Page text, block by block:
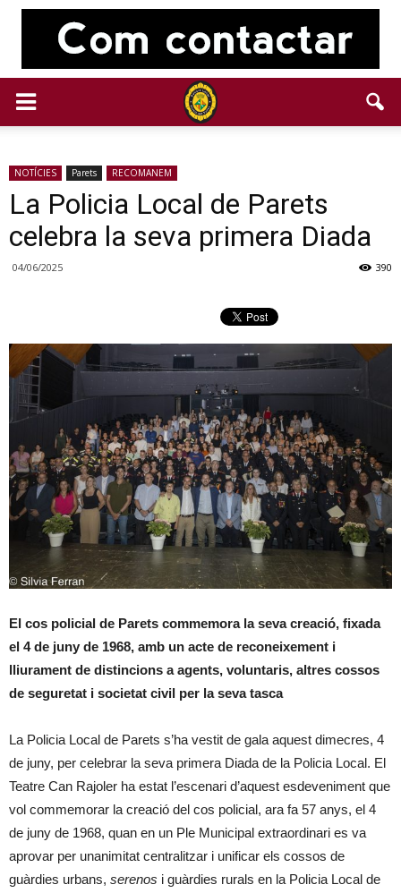
NOTÍCIES Parets RECOMANEM
La Policia Local de Parets
celebra la seva primera Diada
04/06/2025 390
El cos policial de Parets commemora la seva creació, fixada
el 4 de juny de 1968, amb un acte de reconeixement i
lliurament de distincions a agents, voluntaris, altres cossos
de seguretat i societat civil per la seva tasca
La Policia Local de Parets s’ha vestit de gala aquest dimecres, 4
de juny, per celebrar la seva primera Diada de la Policia Local. El
Teatre Can Rajoler ha estat l’escenari d’aquest esdeveniment que
vol commemorar la creació del cos policial, ara fa 57 anys, el 4
de juny de 1968, quan en un Ple Municipal extraordinari es va
aprovar per unanimitat centralitzar i unificar els cossos de
guàrdies urbans, serenos i guàrdies rurals en la Policia Local de